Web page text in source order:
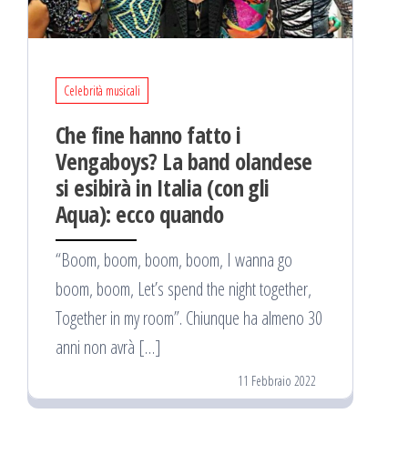
Celebrità musicali
Che fine hanno fatto i
Vengaboys? La band olandese
si esibirà in Italia (con gli
Aqua): ecco quando
“Boom, boom, boom, boom, I wanna go
boom, boom, Let’s spend the night together,
Together in my room”. Chiunque ha almeno 30
anni non avrà […]
11 Febbraio 2022